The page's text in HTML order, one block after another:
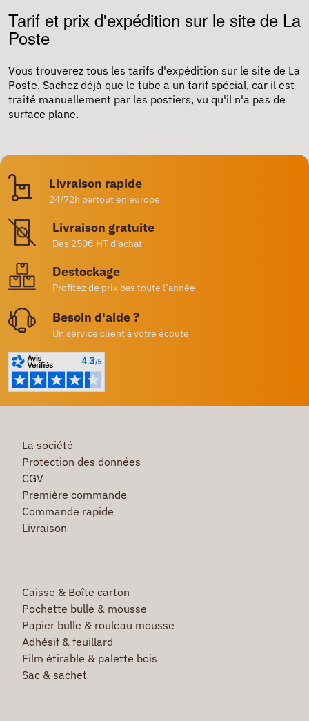
Tarif et prix d'expédition sur le site de La
Poste
Vous trouverez tous les tarifs d'expédition sur le site de La
Poste. Sachez déjà que le tube a un tarif spécial, car il est
traité manuellement par les postiers, vu qu'il n'a pas de
surface plane.
Livraison rapide
24/72h partout en europe
Livraison gratuite
Dès 250€ HT d’achat
Destockage
Profitez de prix bas toute l’année
Besoin d'aide ?
Un service client à votre écoute
La société
Protection des données
CGV
Première commande
Commande rapide
Livraison
Caisse & Boîte carton
Pochette bulle & mousse
Papier bulle & rouleau mousse
Adhésif & feuillard
Film étirable & palette bois
Sac & sachet